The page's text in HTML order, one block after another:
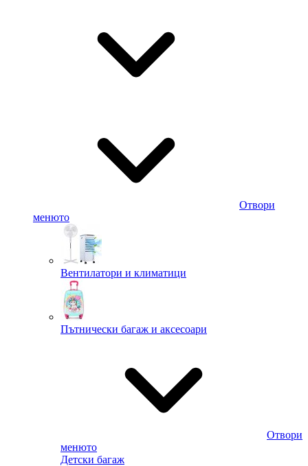
Отвори
менюто
Вентилатори и климатици
Пътнически багаж и аксесоари
Отвори
менюто
Детски багаж